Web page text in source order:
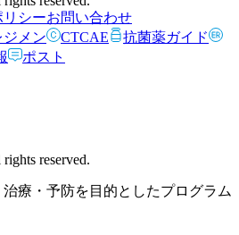
リシーお問い合わせ
ジメン CTCAE
抗菌薬ガイド
ポスト
reserved.
療・予防を目的としたプログラム